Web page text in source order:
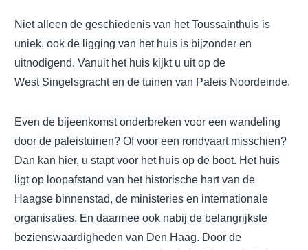
Niet alleen de geschiedenis van het Toussainthuis is
uniek, ook de ligging van het huis is bijzonder en
uitnodigend. Vanuit het huis kijkt u uit op de
West Singelsgracht en de tuinen van Paleis Noordeinde.
Even de bijeenkomst onderbreken voor een wandeling
door de paleistuinen? Of voor een rondvaart misschien?
Dan kan hier, u stapt voor het huis op de boot. Het huis
ligt op loopafstand van het historische hart van de
Haagse binnenstad, de ministeries en internationale
organisaties. En daarmee ook nabij de belangrijkste
bezienswaardigheden van Den Haag. Door de